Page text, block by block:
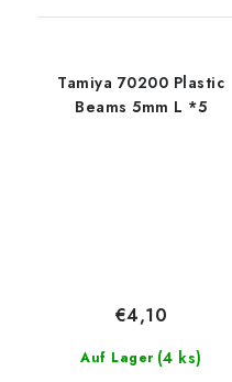
Tamiya 70200 Plastic
Beams 5mm L *5
Auf Lager (4 ks)
€4,10